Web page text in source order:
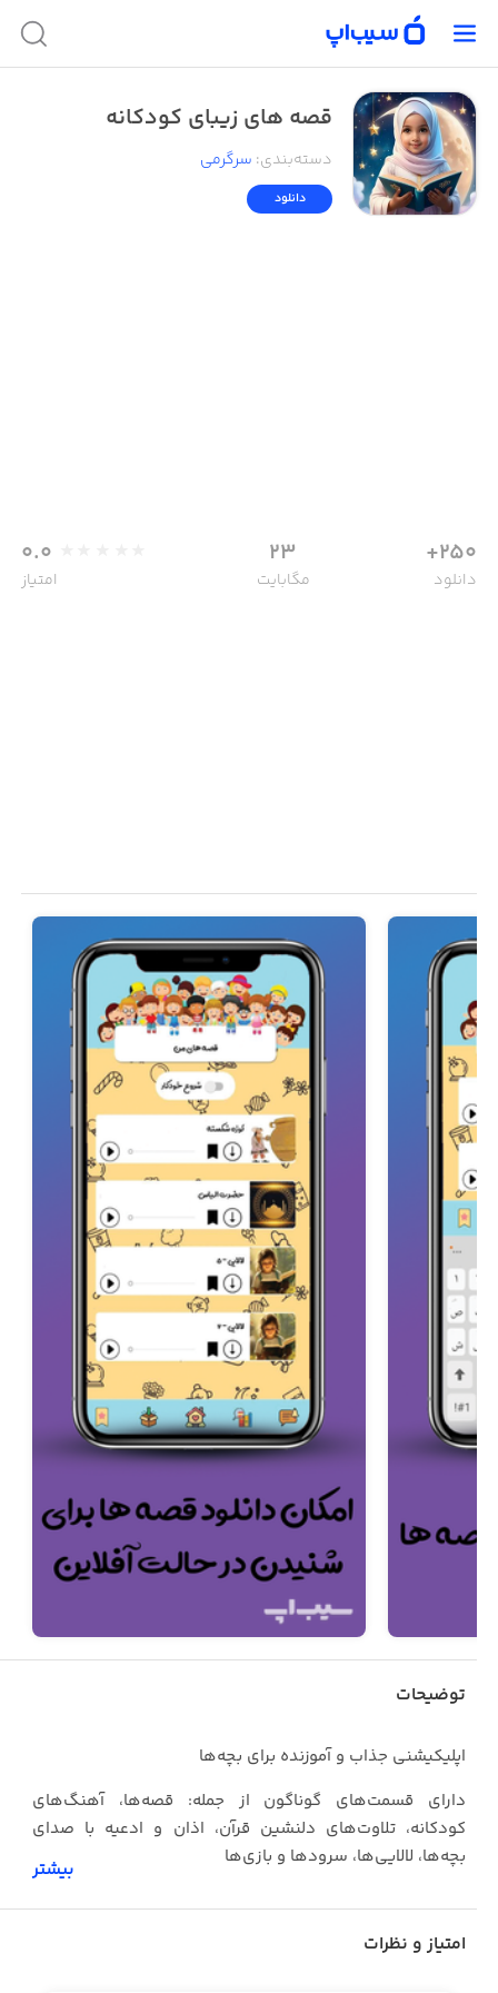
قصه های زیبای کودکانه
دسته‌بندی: سرگرمی
دانلود
250+
دانلود
23
مگابایت
0.0
امتیاز
توضیحات
اپلیکیشنی جذاب و آموزنده برای بچه‌ها
دارای قسمت‌های گوناگون از جمله: قصه‌ها‌، آهنگ‌های
کودکانه، تلاوت‌های دلنشین قرآن، اذان و ادعیه با صدای
بچه‌ها، لالایی‌ها، سرودها و بازی‌ها
بیشتر
امتیاز و نظرات